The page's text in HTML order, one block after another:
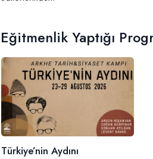
Eğitmenlik Yaptığı
Türkiye’nin Aydını